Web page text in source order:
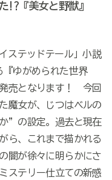
!?『美女と野獣』
ステッドテール」小説
『ゆがめられた世界
売となります！ 今回
魔女が、じつはベルの
”の設定。過去と現在
ら、これまで描かれる
闇が徐々に明らかにさ
ステリー仕立ての新感